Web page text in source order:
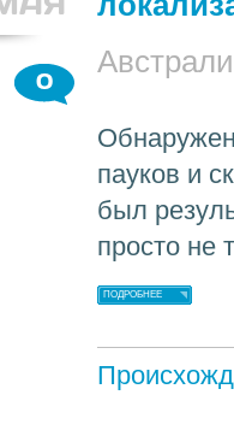
0
пауков и
был
просто не
ПОДРОБНЕЕ